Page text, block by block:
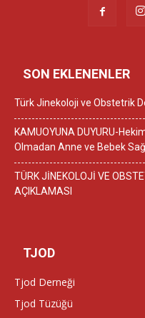
SON EKLENENLER
Türk Jinekoloji ve Obstetrik
KAMUOYUNA DUYURU-
Olmadan Anne ve Bebek
TÜRK JİNEKOLOJİ VE
AÇIKLAMASI
TJOD
Tjod Derneği
Tjod Tüzüğü